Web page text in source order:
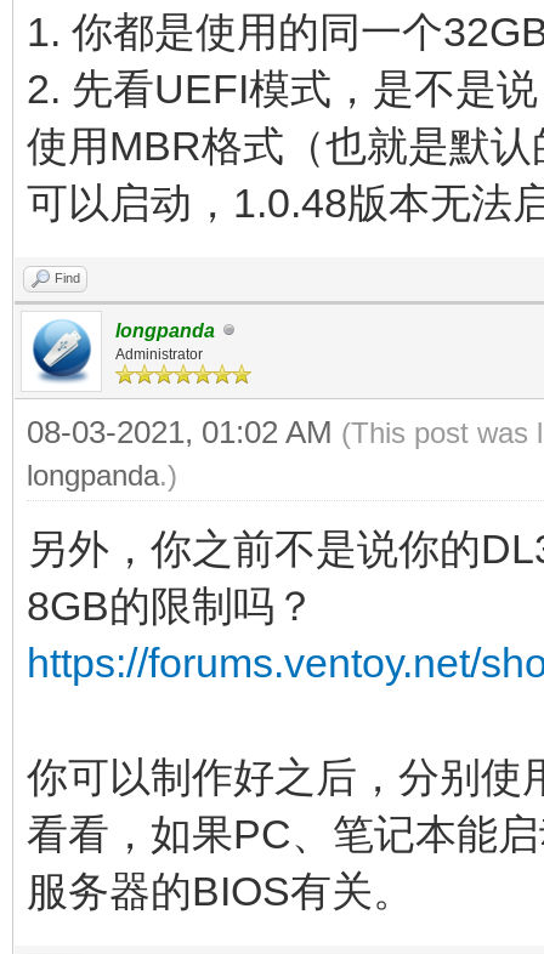
1. 你都是使用的同一个
2. 先看UEFI模式，是不是
使用MBR格式（也就是默
可以启动，1.0.48版本无法
Find
longpanda
Administrator
08-03-2021, 01:02 AM (This post was
longpanda.)
另外，你之前不是说你的
8GB的限制吗？
https://forums.ventoy.net/
你可以制作好之后，分别使
看看，如果PC、笔记本能
服务器的BIOS有关。